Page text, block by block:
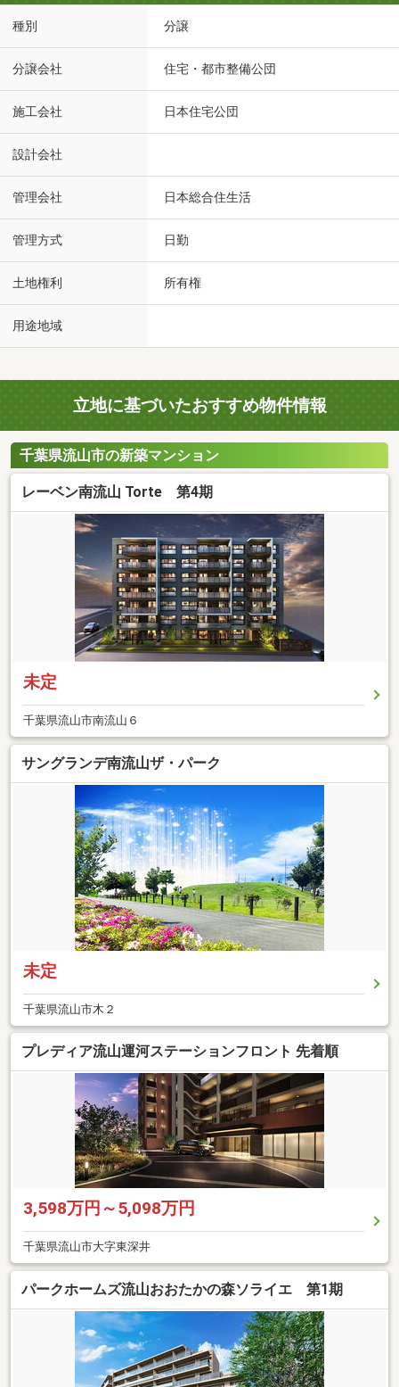
種別 分譲
分譲会社 住宅・都市整備公団
施工会社 日本住宅公団
設計会社
管理会社 日本総合住生活
管理方式 日勤
土地権利 所有権
用途地域
立地に基づいたおすすめ物件情報
千葉県流山市の新築マンション
レーベン南流山 Torte 第4期
未定
千葉県流山市南流山６
サングランデ南流山ザ・パーク
未定
千葉県流山市木２
プレディア流山運河ステーションフロント 先着順
3,598万円～5,098万円
千葉県流山市大字東深井
パークホームズ流山おおたかの森ソライエ 第1期